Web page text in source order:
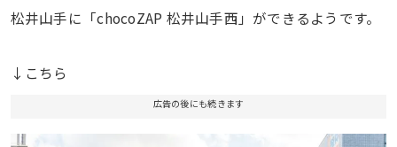
松井山手に「chocoZAP 松井山手西」ができるようです。
↓こちら
広告の後にも続きます